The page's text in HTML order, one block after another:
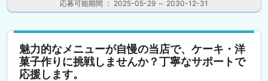
応募可能期間 ： 2025-05-29 ～ 2030-12-31
魅力的なメニューが自慢の当店で、ケーキ・洋
菓子作りに挑戦しませんか？丁寧なサポートで
応援します。